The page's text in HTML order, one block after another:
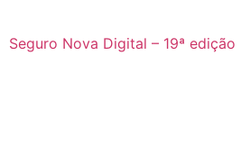
Seguro Nova Digital – 19ª edição